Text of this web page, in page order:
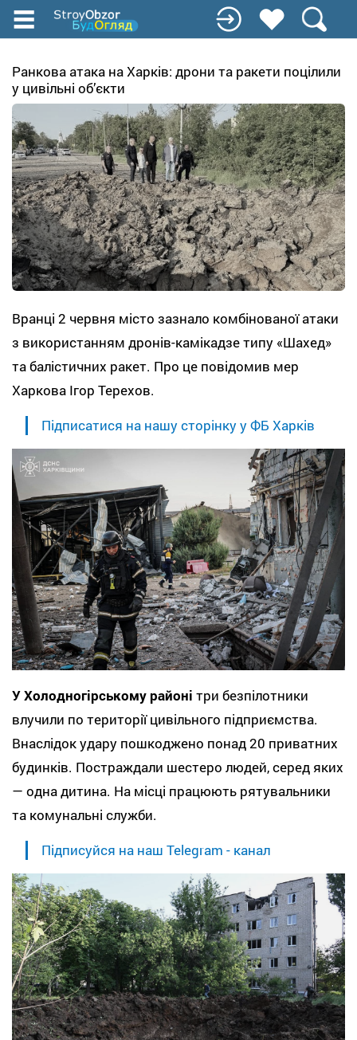
Перейти
до
вмісту
Ранкова атака на Харків: дрони та ракети поцілили
у цивільні об’єкти
Вранці 2 червня місто зазнало комбінованої атаки
з використанням дронів-камікадзе типу «Шахед»
та балістичних ракет. Про це повідомив мер
Харкова Ігор Терехов.
Підписатися на нашу сторінку у ФБ Харків
У Холодногірському районі три безпілотники
влучили по території цивільного підприємства.
Внаслідок удару пошкоджено понад 20 приватних
будинків. Постраждали шестеро людей, серед яких
— одна дитина. На місці працюють рятувальники
та комунальні служби.
Підписуйся на наш Telegram - канал